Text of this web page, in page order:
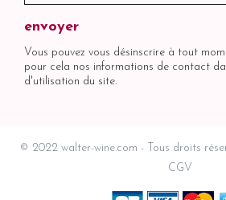
Vous pouvez vous désinscrire à tout
pour cela nos informations de contact
d'utilisation du site.
© 2022 walter-wine.com - Tous droits
CGV